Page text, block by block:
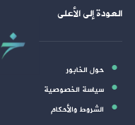
العودة إلى الأعلى
حول الخابور
سياسة الخصوصية
الشروط والأحكام